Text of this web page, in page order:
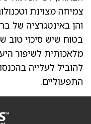
צמיחה מצוינת
והן באינטגרציה של
בטוח שיש סיכוי
מלאכותית לשיפור
להוביל לעלייה
התפעוליים.